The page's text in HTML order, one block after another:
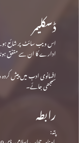
ڈسکلیمر
اس ویب سائٹ پر شائع
ادارے کا ان سے متفق
افسانوی ادب میں پیش
سمجھی جائے۔
رابطہ
پتہ: